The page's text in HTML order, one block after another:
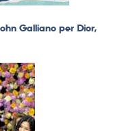
Galliano per Dior,